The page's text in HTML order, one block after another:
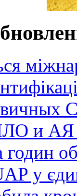
и
годин
у